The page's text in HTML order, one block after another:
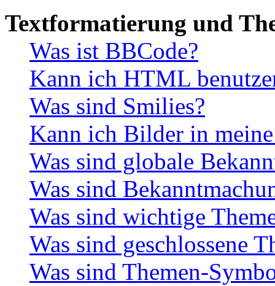
Textformatierung und
Was ist BBCode?
Kann ich HTML
Was sind Smilies?
Kann ich Bilder in
Was sind globale
Was sind
Was sind wichtige
Was sind geschlossene
Was sind Themen-